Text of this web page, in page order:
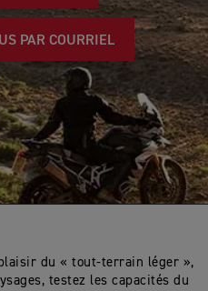
PAR COURRIEL
du « tout-terrain léger »,
testez les capacités du